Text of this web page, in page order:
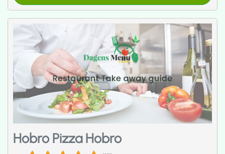
Hobro Pizza Hobro